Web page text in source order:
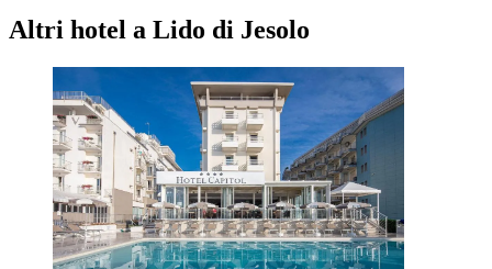
Altri hotel a Lido di Jesolo